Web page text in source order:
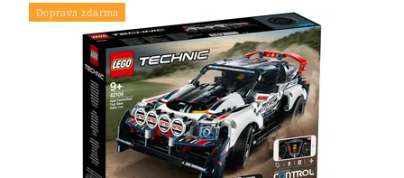
Doprava zdarma